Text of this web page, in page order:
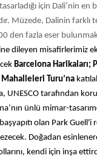
için Dali’nin en
Müzede, Dalinin farklı
den fazla eser
dileyen misafirlerimiz
Barcelona Harikaları;
Mahalleleri Turu’na
UNESCO tarafından
ünlü mimar-
olan Park Guell'i
Doğadan
kendi için inşa